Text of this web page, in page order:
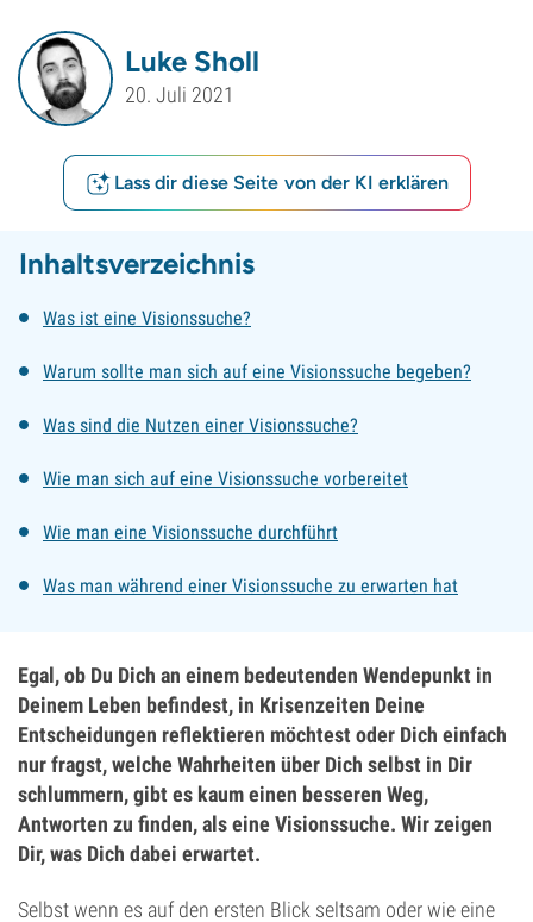
Luke Sholl
20. Juli 2021
Lass dir diese Seite von der KI erklären
Inhaltsverzeichnis
Was ist eine Visionssuche?
Warum sollte man sich auf eine Visionssuche begeben?
Was sind die Nutzen einer Visionssuche?
Wie man sich auf eine Visionssuche vorbereitet
Wie man eine Visionssuche durchführt
Was man während einer Visionssuche zu erwarten hat
Egal, ob Du Dich an einem bedeutenden Wendepunkt in
Deinem Leben befindest, in Krisenzeiten Deine
Entscheidungen reflektieren möchtest oder Dich einfach
nur fragst, welche Wahrheiten über Dich selbst in Dir
schlummern, gibt es kaum einen besseren Weg,
Antworten zu finden, als eine Visionssuche. Wir zeigen
Dir, was Dich dabei erwartet.
Selbst wenn es auf den ersten Blick seltsam oder wie eine